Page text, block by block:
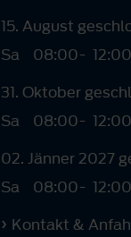
15. August
Sa
08:00- 12:00
31. Oktober
Sa
08:00- 12:00
02. Jänner 2027
Sa
08:00- 12:00
Kontakt &